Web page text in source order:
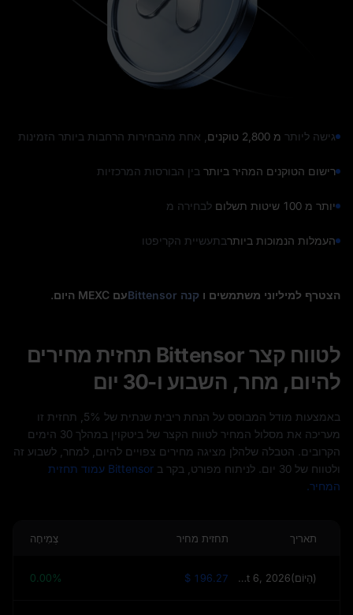
גישה ליותר מ 2,800 טוקנים , אחת מהבחירות הרחבות ביותר הזמינות
רישום הטוקנים המהיר ביותר בין הבורסות המרכזיות
יותר מ 100 שיטות תשלום לבחירה מ
העמלות הנמוכות ביותרבתעשיית הקריפטו
הצטרף למיליוני משתמשים ו קנה Bittensor עם MEXC היום.
לטווח קצר Bittensor תחזית מחירים
להיום, מחר, השבוע ו-30 יום
באמצעות מודל המבוסס על הנחת ריבית שנתית של 5%, תחזית זו
מעריכה את מסלול המחיר לטווח הקצר של ביטקוין במהלך 30 הימים
הקרובים. הטבלה שלהלן מציגה מחירים צפויים להיום, למחר, לשבוע זה
ולטווח של 30 יום. לניתוח מפורט, בקר ב
Bittensor עמוד תחזית
המחיר.
תאריך תחזית מחיר צְמִיחָה
August 6, 2026(הַיוֹם) $ 196.27
0.00%